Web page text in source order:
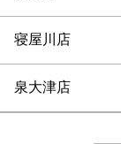
寝屋川店
泉大津店